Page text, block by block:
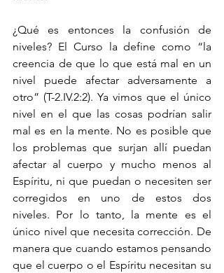
¿Qué es entonces la confusión de
niveles? El Curso la define como “la
creencia de que lo que está mal en un
nivel puede afectar adversamente a
otro” (T-2.IV.2:2). Ya vimos que el único
nivel en el que las cosas podrían salir
mal es en la mente. No es posible que
los problemas que surjan allí puedan
afectar al cuerpo y mucho menos al
Espíritu, ni que puedan o necesiten ser
corregidos en uno de estos dos
niveles. Por lo tanto, la mente es el
único nivel que necesita corrección. De
manera que cuando estamos pensando
que el cuerpo o el Espíritu necesitan su